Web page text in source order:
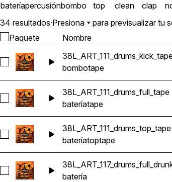
bateríapercusiónbombo top clean clap
34 resultados·Presiona para previsualizar tu
Paquete Nombre
Seleccionar 38L_ART_111_drums_kick_tape
bombotape
Seleccionar 38L_ART_111_drums_full_tape
38L_ART_111_drums_full_tape
bateríatape
Seleccionar 38L_ART_111_drums_top_tape
38L_ART_111_drums_top_tape
bateríatoptape
Seleccionar 38L_ART_117_drums_full_drunk
batería